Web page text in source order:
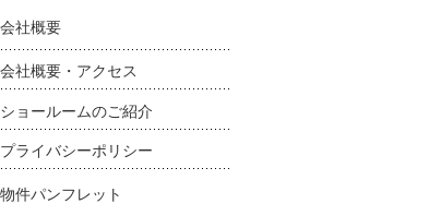
会社概要
会社概要・アクセス
ショールームのご紹介
プライバシーポリシー
物件パンフレット